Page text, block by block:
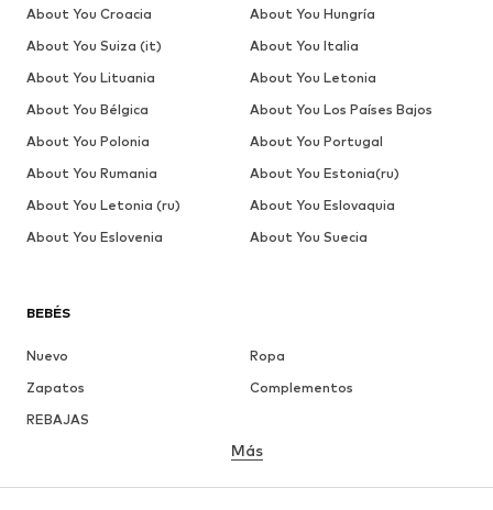
BEBÉS
Nuevo
Ropa
Zapatos
Complementos
REBAJAS
Más
About You Croacia
About You Hungría
About You Suiza (it)
About You Italia
About You Lituania
About You Letonia
About You Bélgica
About You Los Países Bajos
About You Polonia
About You Portugal
About You Rumania
About You Estonia(ru)
About You Letonia (ru)
About You Eslovaquia
About You Eslovenia
About You Suecia